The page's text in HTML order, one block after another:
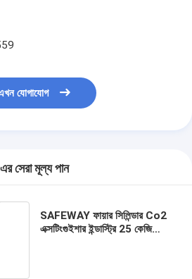
যোগাযোগ
এর সেরা মূল্য পান
SAFEWAY ফায়ার সিলিন্ডার Co2
এক্সটিংগুইশার ইন্ডাস্ট্রি 25 কেজি